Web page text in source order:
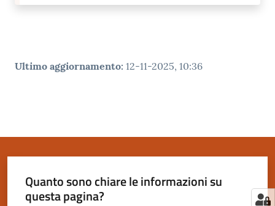
Ultimo aggiornamento: 12-11-2025, 10:36
Quanto sono chiare le informazioni su
questa pagina?